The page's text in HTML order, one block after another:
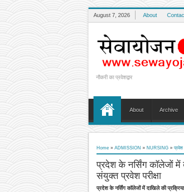
August 7, 2026 About
नौकरी का प्रवेशद्वार
About Archive
Home » ADMISSION » NURSING » प्रवेश
प्रदेश के नर्सिंग कॉलेजों में
संयुक्त प्रवेश परीक्षा
प्रदेश के नर्सिंग कॉलेजों में दाखिले की